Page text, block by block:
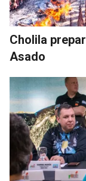
Cholila
Asado